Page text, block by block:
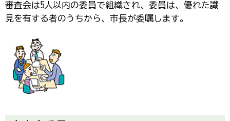
審査会は5人以内の委員で組織され、委員は、優れた識
見を有する者のうちから、市長が委嘱します。